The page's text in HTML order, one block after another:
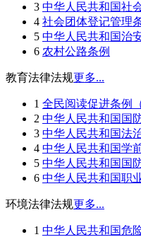
3 中华人民共和国社
4 社会团体登记管理
5 中华人民共和国治
6 农村公路条例
教育法律法规更多...
1 全民阅读促进条例（
2 中华人民共和国国
3 中华人民共和国法
4 中华人民共和国学
5 中华人民共和国国
6 中华人民共和国职
环境法律法规更多...
1 中华人民共和国危